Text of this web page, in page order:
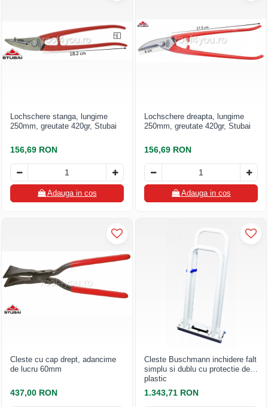
Lochschere stanga, lungime
250mm, greutate 420gr, Stubai
156,69 RON
Adauga in cos
Lochschere dreapta, lungime
250mm, greutate 420gr, Stubai
156,69 RON
Adauga in cos
Cleste cu cap drept, adancime
de lucru 60mm
437,00 RON
Cleste Buschmann inchidere falt
simplu si dublu cu protectie de
plastic
1.343,71 RON